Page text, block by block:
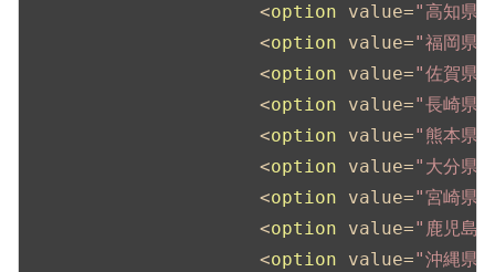
<option value="高知県"
<option value="福岡県"
<option value="佐賀県"
<option value="長崎県"
<option value="熊本県"
<option value="大分県"
<option value="宮崎県"
<option value="鹿児島
<option value="沖縄県"